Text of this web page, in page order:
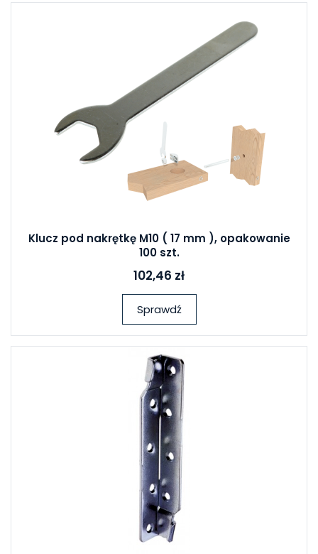
Klucz pod nakrętkę M10 ( 17 mm ), opakowanie
100 szt.
102,46 zł
Sprawdź